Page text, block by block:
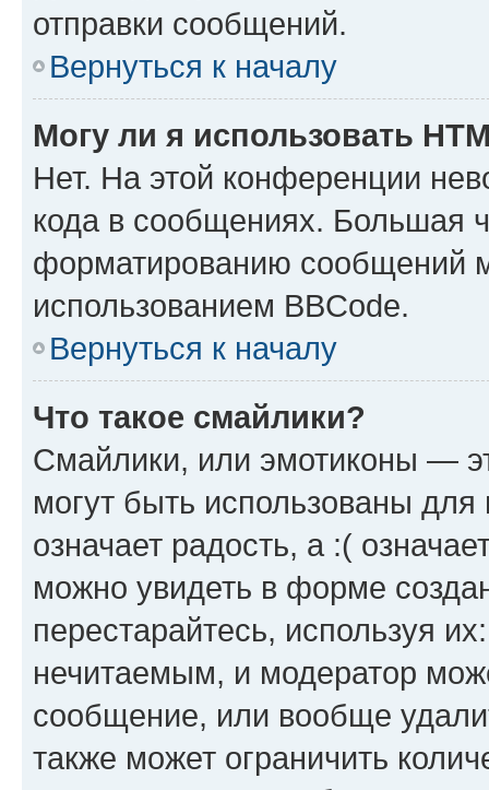
отправки сообщений.
Вернуться к началу
Могу ли я использовать
Нет. На этой конференции
кода в сообщениях. Большая
форматированию сообщений
использованием BBCode.
Вернуться к началу
Что такое смайлики?
Смайлики, или эмотиконы —
могут быть использованы
означает радость, а :(
можно увидеть в форме
перестарайтесь, используя
нечитаемым, и модератор
сообщение, или вообще
также может ограничить